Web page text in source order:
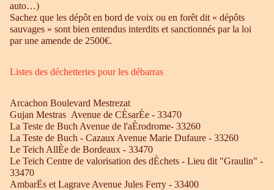
auto…)
Sachez que les dépôt en bord de voix ou en forêt dit « dépôts
sauvages » sont bien entendus interdits et sanctionnés par la loi
par une amende de 2500€.
Listes des déchetteries pour les débarras
Arcachon Boulevard Mestrezat
Gujan Mestras Avenue de CÈsarÈe - 33470
La Teste de Buch Avenue de l'aÈrodrome- 33260
La Teste de Buch - Cazaux Avenue Marie Dufaure - 33260
Le Teich AllÈe de Bordeaux - 33470
Le Teich Centre de valorisation des dÈchets - Lieu dit "Graulin" -
33470
AmbarËs et Lagrave Avenue Jules Ferry - 33400